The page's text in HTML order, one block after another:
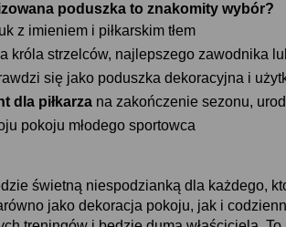
poduszka to znakomity wybór
z imieniem i piłkarskim tłem
króla strzelców, najlepszego zawodnika
się jako poduszka dekoracyjna i
dla piłkarza na zakończenie sezonu,
pokoju młodego sportowca
świetną niespodzianką dla każdego,
jako dekoracja pokoju, jak i